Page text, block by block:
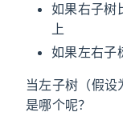
如果右子树
上
如果左右子
当左子树（假设
是哪个呢？